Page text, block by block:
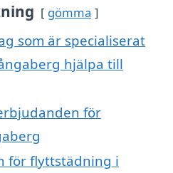
gömma
som är specialiserat
hjälpa till
för
för flyttstädning i